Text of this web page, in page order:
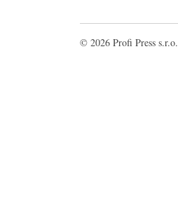
© 2026 Profi Press s.r.o.